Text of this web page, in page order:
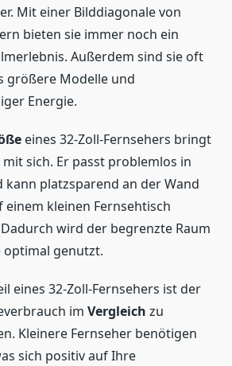
Mit einer Bilddiagonale von
bieten sie immer noch ein
Außerdem sind sie oft
größere Modelle und
Energie.
eines 32-Zoll-Fernsehers bringt
mit sich. Er passt problemlos in
kann platzsparend an der Wand
kleinen Fernsehtisch
wird der begrenzte Raum
optimal genutzt.
eines 32-Zoll-Fernsehers ist der
im Vergleich zu
Kleinere Fernseher benötigen
sich positiv auf Ihre